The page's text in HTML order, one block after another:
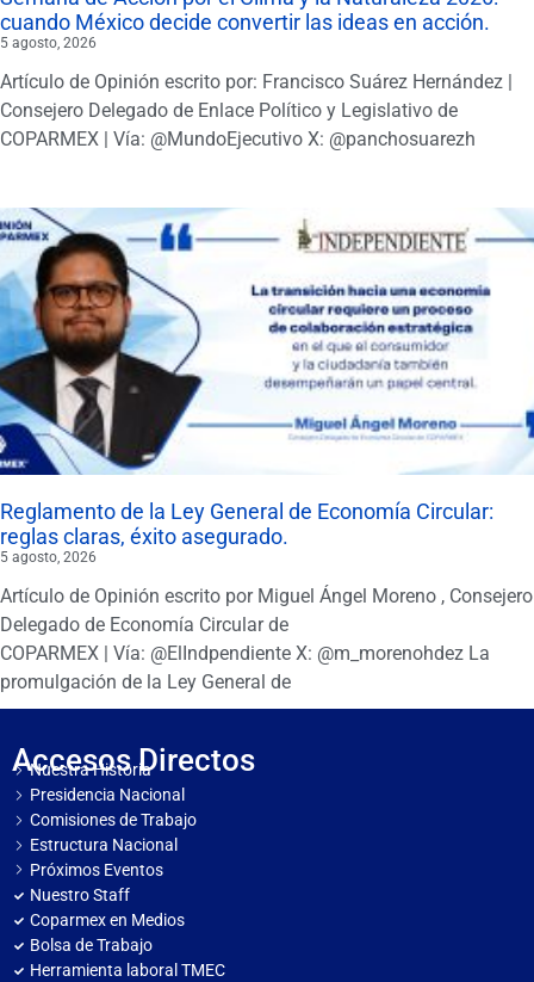
cuando México decide convertir las ideas en acción.
5 agosto, 2026
Artículo de Opinión escrito por: Francisco Suárez Hernández |
Consejero Delegado de Enlace Político y Legislativo de
COPARMEX | Vía: @MundoEjecutivo X: @panchosuarezh
Reglamento de la Ley General de Economía Circular:
reglas claras, éxito asegurado.
5 agosto, 2026
Artículo de Opinión escrito por Miguel Ángel Moreno , Consejero
Delegado de Economía Circular de
COPARMEX | Vía: @ElIndpendiente X: @m_morenohdez La
promulgación de la Ley General de
Accesos Directos
Nuestra Historia
Presidencia Nacional
Comisiones de Trabajo
Estructura Nacional
Próximos Eventos
Nuestro Staff
Coparmex en Medios
Bolsa de Trabajo
Herramienta laboral TMEC